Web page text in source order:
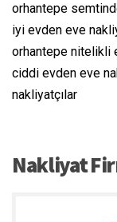
orhantepe
iyi evden eve
orhantepe nitelikli
ciddi evden eve
nakliyatçılar
Nakliyat